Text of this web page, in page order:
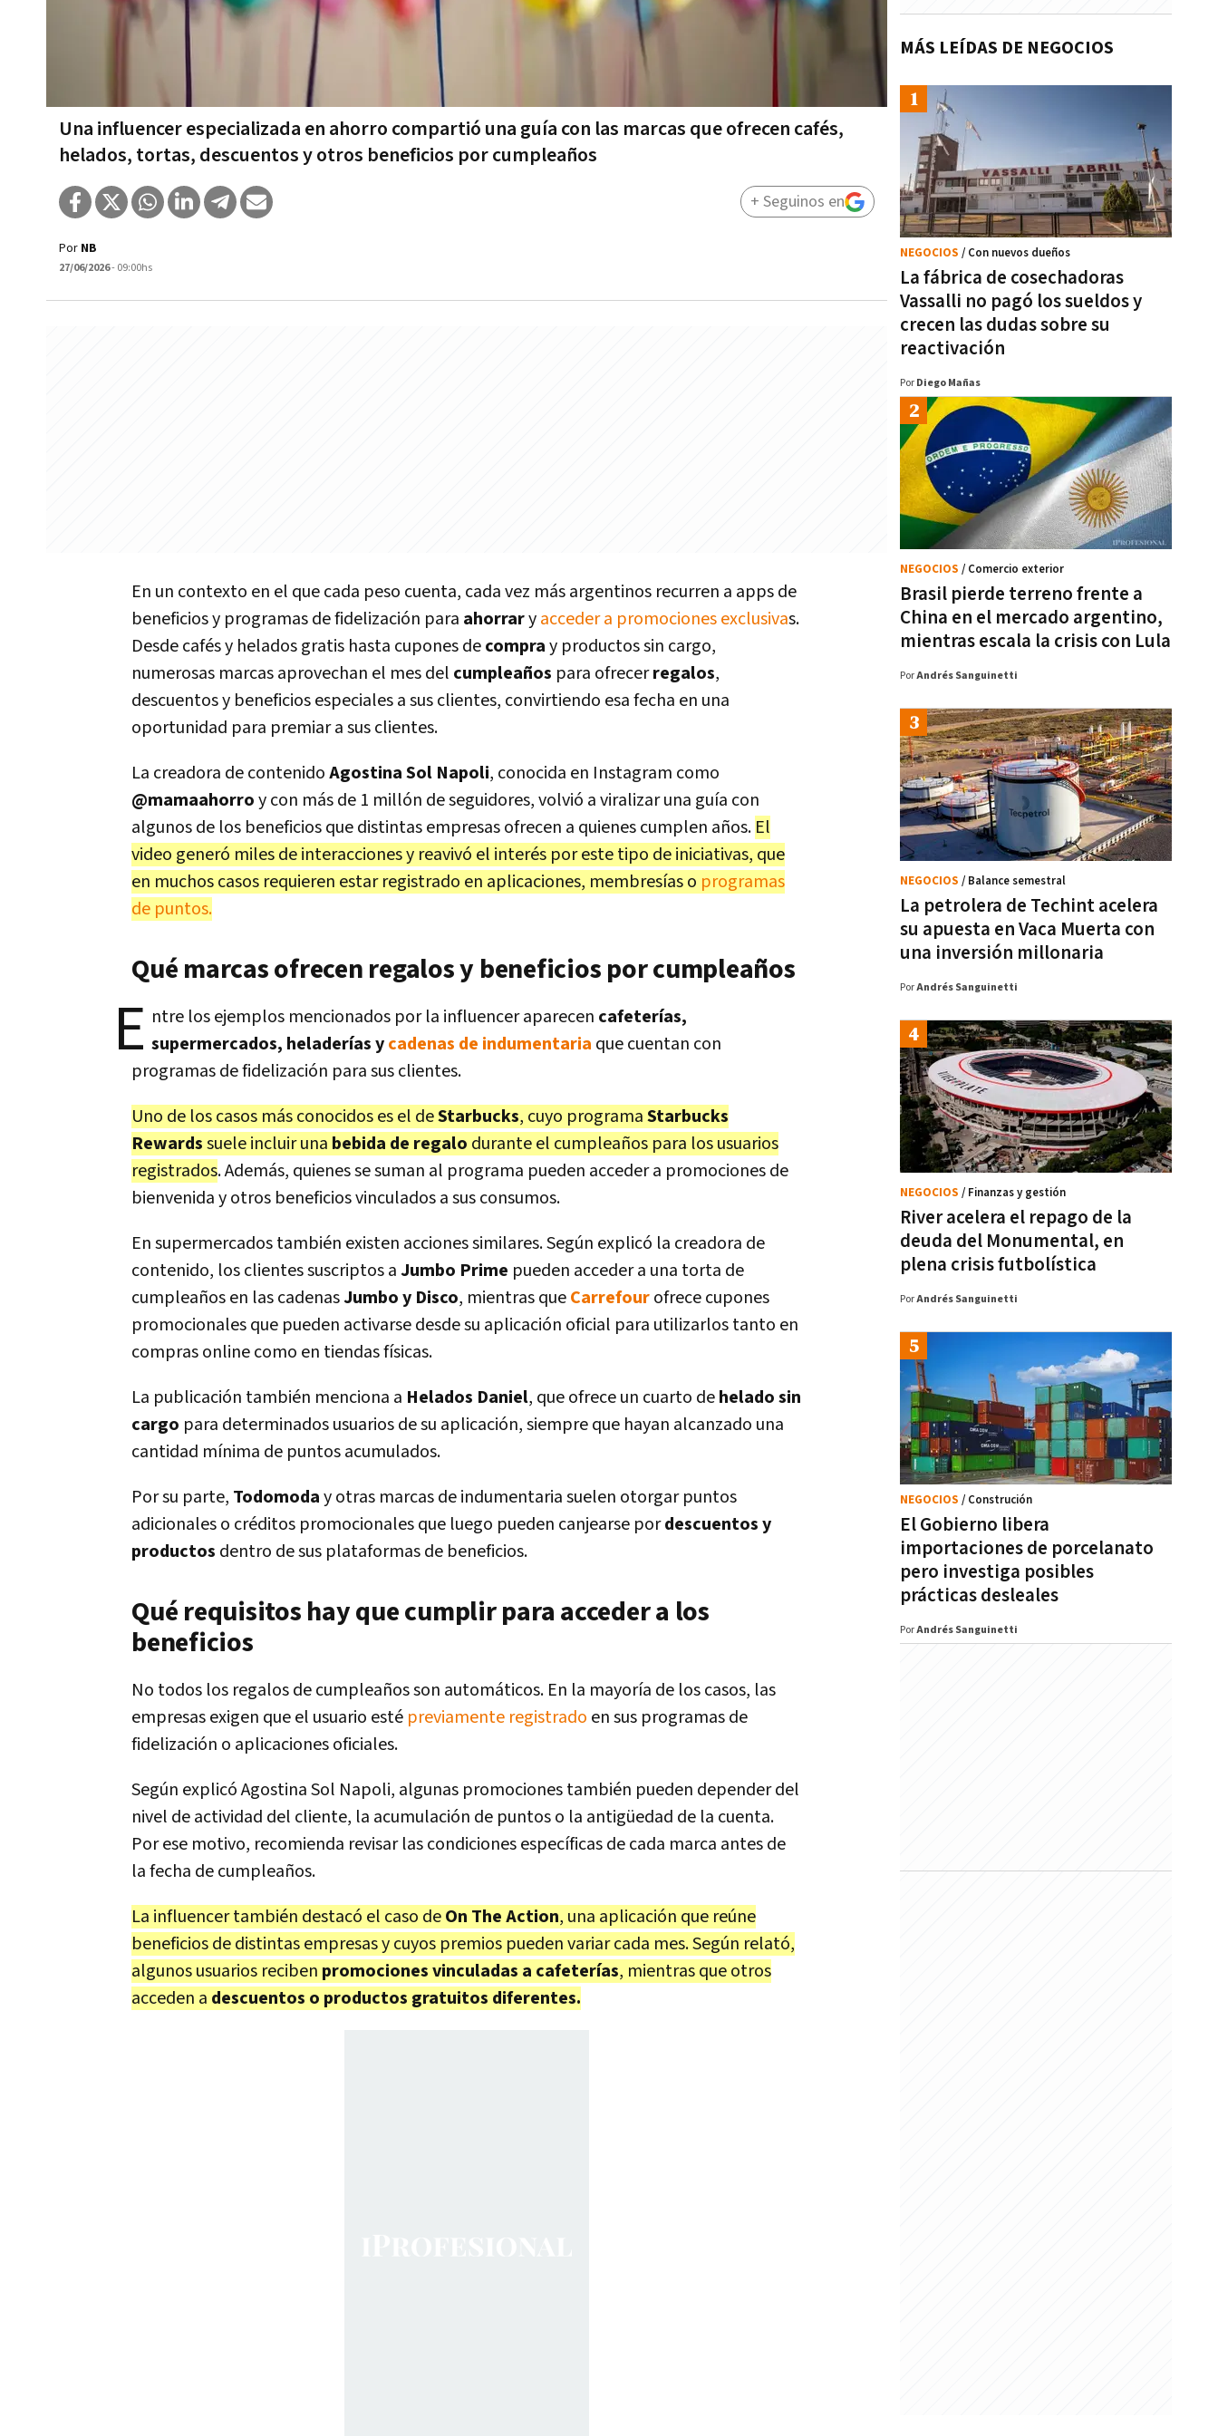
Una influencer especializada en ahorro compartió una guía con las marcas que ofrecen cafés,
helados, tortas, descuentos y otros beneficios por cumpleaños
Por NB
27/06/2026- 09:00hs
+ Seguinos en
En un contexto en el que cada peso cuenta, cada vez más argentinos recurren a apps de
beneficios y programas de fidelización para ahorraryacceder a promociones exclusivas.
Desde cafés y helados gratis hasta cupones decompray productos sin cargo,
numerosas marcas aprovechan el mes del cumpleaños para ofrecerregalos,
descuentos y beneficios especiales a sus clientes, convirtiendo esa fecha en una
oportunidad para premiar a sus clientes.
La creadora de contenidoAgostina Sol Napoli, conocida en Instagram como
@mamaahorroy con más de 1 millón de seguidores, volvió a viralizar una guía con
algunos de los beneficios que distintas empresas ofrecen a quienes cumplen años. El
video generó miles de interacciones y reavivó el interés por este tipo de iniciativas, que
en muchos casos requieren estar registrado en aplicaciones, membresías o programas
de puntos.
Qué marcas ofrecen regalos y beneficios por cumpleaños
E ntre los ejemplos mencionados por la influencer aparecen cafeterías,
supermercados, heladerías ycadenas de indumentaria que cuentan con
programas de fidelización para sus clientes.
Uno de los casos más conocidos es el deStarbucks, cuyo programaStarbucks
Rewardssuele incluir una bebida de regalo durante el cumpleaños para los usuarios
registrados. Además, quienes se suman al programa pueden acceder a promociones de
bienvenida y otros beneficios vinculados a sus consumos.
En supermercados también existen acciones similares. Según explicó la creadora de
contenido, los clientes suscriptos aJumbo Prime pueden acceder a una torta de
cumpleaños en las cadenasJumbo y Disco, mientras queCarrefourofrece cupones
promocionales que pueden activarse desde su aplicación oficial para utilizarlos tanto en
compras online como en tiendas físicas.
La publicación también menciona a Helados Daniel, que ofrece un cuarto dehelado sin
cargo para determinados usuarios de su aplicación, siempre que hayan alcanzado una
cantidad mínima de puntos acumulados.
Por su parte, Todomoday otras marcas de indumentaria suelen otorgar puntos
adicionales o créditos promocionales que luego pueden canjearse pordescuentos y
productos dentro de sus plataformas de beneficios.
Qué requisitos hay que cumplir para acceder a los
beneficios
No todos los regalos de cumpleaños son automáticos. En la mayoría de los casos, las
empresas exigen que el usuario esté previamente registrado en sus programas de
fidelización o aplicaciones oficiales.
Según explicó Agostina Sol Napoli, algunas promociones también pueden depender del
nivel de actividad del cliente, la acumulación de puntos o la antigüedad de la cuenta.
Por ese motivo, recomienda revisar las condiciones específicas de cada marca antes de
la fecha de cumpleaños.
La influencer también destacó el caso deOn The Action, una aplicación que reúne
beneficios de distintas empresas y cuyos premios pueden variar cada mes. Según relató,
algunos usuarios reciben promociones vinculadas a cafeterías, mientras que otros
acceden a descuentos o productos gratuitos diferentes.
MÁS LEÍDAS DE NEGOCIOS
La fábrica de cosechadoras
Vassalli no pagó los sueldos y
crecen las dudas sobre su
reactivación
NEGOCIOS / Con nuevos dueños
Por Diego Mañas
Brasil pierde terreno frente a
China en el mercado argentino,
mientras escala la crisis con Lula
NEGOCIOS / Comercio exterior
PorAndrés Sanguinetti
La petrolera de Techint acelera
su apuesta en Vaca Muerta con
una inversión millonaria
NEGOCIOS / Balance semestral
PorAndrés Sanguinetti
River acelera el repago de la
deuda del Monumental, en
plena crisis futbolística
NEGOCIOS / Finanzas y gestión
PorAndrés Sanguinetti
El Gobierno libera
importaciones de porcelanato
pero investiga posibles
prácticas desleales
NEGOCIOS / Construción
PorAndrés Sanguinetti